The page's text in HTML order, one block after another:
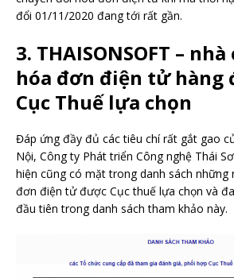
đổi 01/11/2020 đang tới rất gần.
3. THAISONSOFT –
hóa đơn điện tử hàng
Cục Thuế lựa chọn
Đáp ứng đầy đủ các tiêu chí rất gắt gao
Nội, Công ty Phát triển Công nghệ Thái
hiện cũng có mặt trong danh sách những
đơn điện tử được Cục thuế lựa chọn và
đầu tiên trong danh sách tham khảo này.